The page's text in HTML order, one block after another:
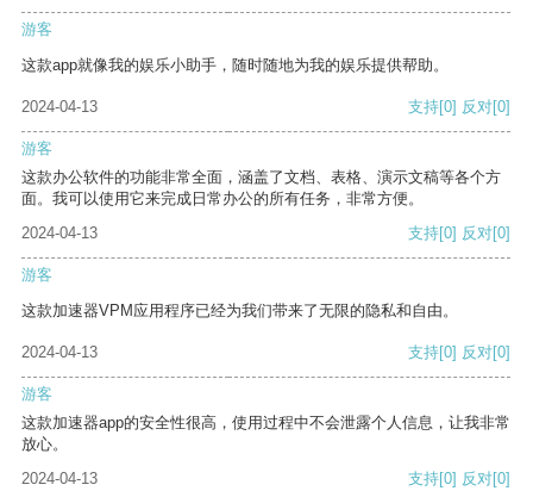
游客
这款app就像我的娱乐小助手，随时随地为我的娱乐提供帮助。
2024-04-13 支持[0] 反对[0]
游客
这款办公软件的功能非常全面，涵盖了文档、表格、演示文稿等各个方
面。我可以使用它来完成日常办公的所有任务，非常方便。
2024-04-13
支持[0] 反对[0]
游客
这款加速器VPM应用程序已经为我们带来了无限的隐私和自由。
2024-04-13 支持[0] 反对[0]
游客
这款加速器app的安全性很高，使用过程中不会泄露个人信息，让我非常
放心。
2024-04-13
支持[0] 反对[0]